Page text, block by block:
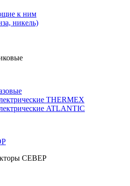
к ним
никель)
THERMEX
ATLANTIC
СЕВЕР